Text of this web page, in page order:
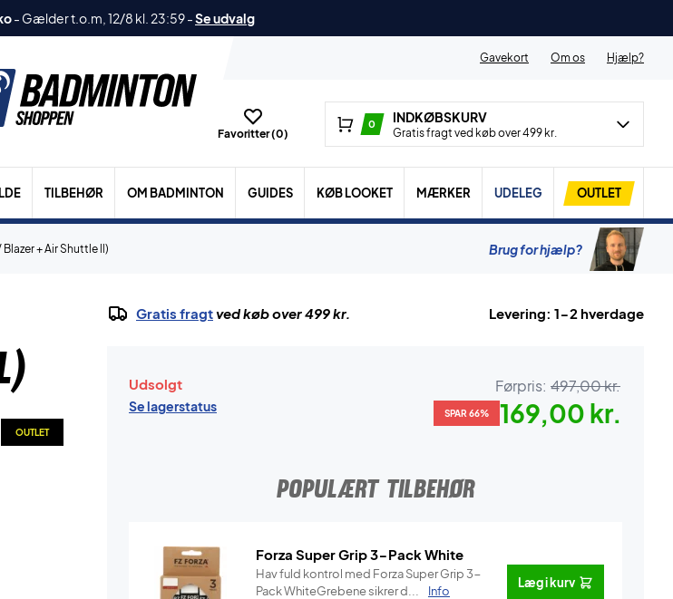
- Gælder t.o.m, 12/8 kl. 23:59-Se udvalg
Gavekort Om os Hjælp?
Favoritter (0)
0 INDKØBSKURV
Gratis fragt ved køb over 499 kr.
TILBEHØR OM BADMINTON GUIDES KØB LOOKET MÆRKER UDELEG OUTLET
+ Air Shuttle ll) Brug for hjælp?
OUTLET
Gratis fragtved køb over 499 kr. Levering: 1-2 hverdage
Udsolgt
Se lagerstatus
Førpris: 497,00 kr.
SPAR 66% 169,00 kr.
POPULÆRT TILBEHØR
Forza Super Grip 3-Pack White
Hav fuld kontrol med Forza Super Grip 3-
Pack WhiteGrebene sikrer d...
Info
Læg i kurv